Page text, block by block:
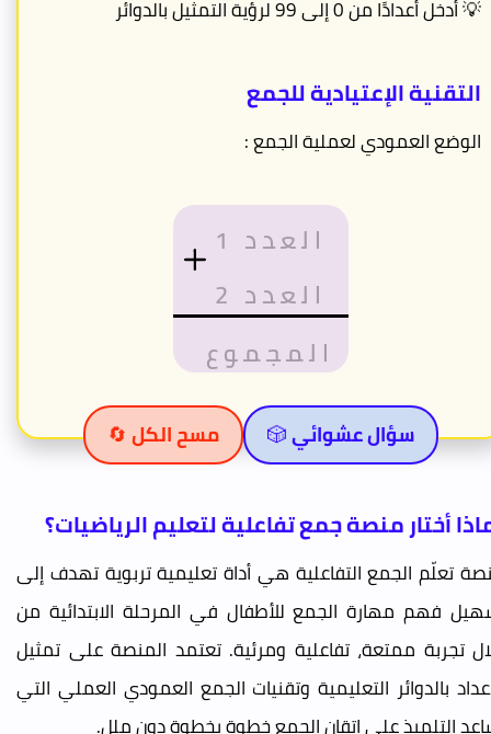
💡 أدخل أعدادًا من 0 إلى 99 لرؤية التمثيل بالدوائر
التقنية الإعتيادية للجمع
الوضع العمودي لعملية الجمع :
سؤال عشوائي 🎲 مسح الكل 🔄
أختار منصة جمع تفاعلية لتعليم الرياضيات؟
تعلّم الجمع التفاعلية هي أداة تعليمية تربوية تهدف إلى
فهم مهارة الجمع للأطفال في المرحلة الابتدائية من
تجربة ممتعة، تفاعلية ومرئية. تعتمد المنصة على تمثيل
بالدوائر التعليمية وتقنيات الجمع العمودي العملي التي
التلميذ على إتقان الجمع خطوة بخطوة دون ملل.